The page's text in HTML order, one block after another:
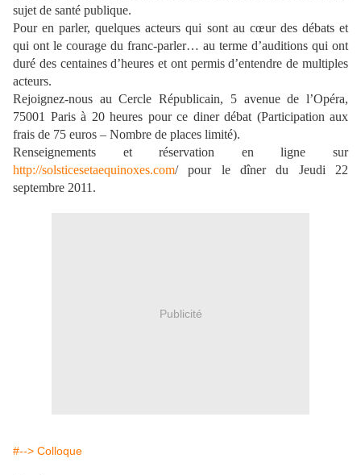
sujet de santé publique.
Pour en parler, quelques acteurs qui sont au cœur des débats et
qui ont le courage du franc-parler… au terme d’auditions qui ont
duré des centaines d’heures et ont permis d’entendre de multiples
acteurs.
Rejoignez-nous au Cercle Républicain, 5 avenue de l’Opéra,
75001 Paris à 20 heures pour ce diner débat (Participation aux
frais de 75 euros – Nombre de places limité).
Renseignements et réservation en ligne sur
http://solsticesetaequinoxes.com/ pour le dîner du Jeudi 22
septembre 2011.
Publicité
#--> Colloque